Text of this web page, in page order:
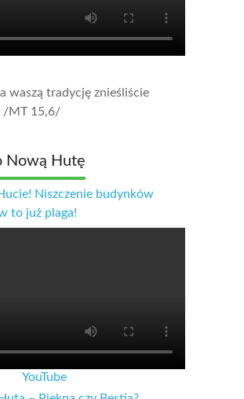
waszą tradycję znieśliście
/MT 15,6/
Nową Hutę
Niszczenie budynków
to już plaga!
YouTube